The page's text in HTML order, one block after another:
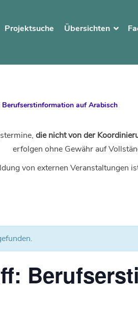
Projektsuche Übersichten
auf Arabisch
die nicht von der
erfolgen ohne Gewähr auf
von externen Veranstaltungen